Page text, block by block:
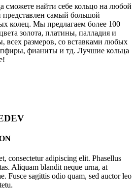
сможете найти себе кольцо на любой
представлен самый большой
колец. Мы предлагаем более 100
золота, платины, палладия и
размеров, со вставками любых
фианиты и тд. Лучшие кольца
consectetur adipiscing elit. Phasellus
Aliquam blandit neque urna, at
Fusce sagittis odio quam, sed auctor leo